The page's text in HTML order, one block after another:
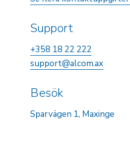
Support
+358 18 22 222
support@alcom.ax
Besök
Sparvägen 1, Maxinge